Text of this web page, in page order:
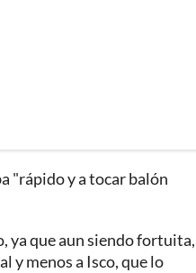
"rápido y a tocar balón
ya que aun siendo fortuita,
y menos a Isco, que lo